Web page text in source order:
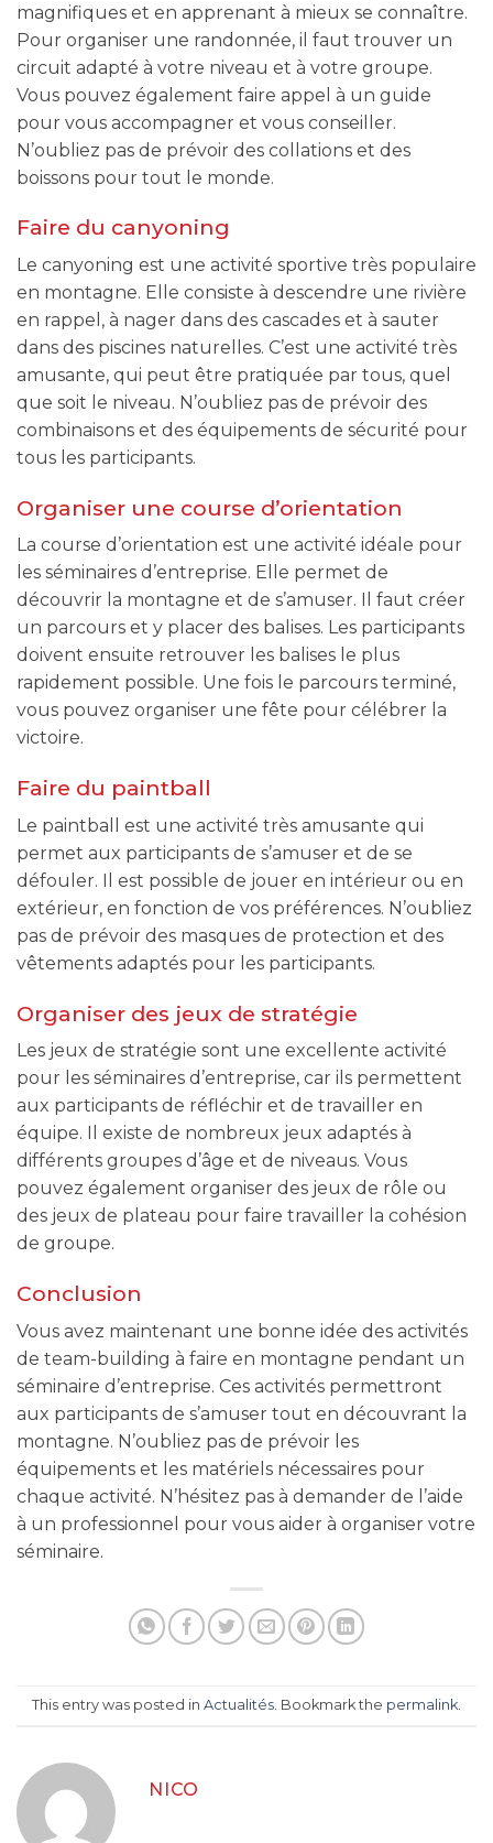
magnifiques et en apprenant à mieux se connaître.
Pour organiser une randonnée, il faut trouver un
circuit adapté à votre niveau et à votre groupe.
Vous pouvez également faire appel à un guide
pour vous accompagner et vous conseiller.
N’oubliez pas de prévoir des collations et des
boissons pour tout le monde.
Faire du canyoning
Le canyoning est une activité sportive très populaire
en montagne. Elle consiste à descendre une rivière
en rappel, à nager dans des cascades et à sauter
dans des piscines naturelles. C’est une activité très
amusante, qui peut être pratiquée par tous, quel
que soit le niveau. N’oubliez pas de prévoir des
combinaisons et des équipements de sécurité pour
tous les participants.
Organiser une course d’orientation
La course d’orientation est une activité idéale pour
les séminaires d’entreprise. Elle permet de
découvrir la montagne et de s’amuser. Il faut créer
un parcours et y placer des balises. Les participants
doivent ensuite retrouver les balises le plus
rapidement possible. Une fois le parcours terminé,
vous pouvez organiser une fête pour célébrer la
victoire.
Faire du paintball
Le paintball est une activité très amusante qui
permet aux participants de s’amuser et de se
défouler. Il est possible de jouer en intérieur ou en
extérieur, en fonction de vos préférences. N’oubliez
pas de prévoir des masques de protection et des
vêtements adaptés pour les participants.
Organiser des jeux de stratégie
Les jeux de stratégie sont une excellente activité
pour les séminaires d’entreprise, car ils permettent
aux participants de réfléchir et de travailler en
équipe. Il existe de nombreux jeux adaptés à
différents groupes d’âge et de niveaus. Vous
pouvez également organiser des jeux de rôle ou
des jeux de plateau pour faire travailler la cohésion
de groupe.
Conclusion
Vous avez maintenant une bonne idée des activités
de team-building à faire en montagne pendant un
séminaire d’entreprise. Ces activités permettront
aux participants de s’amuser tout en découvrant la
montagne. N’oubliez pas de prévoir les
équipements et les matériels nécessaires pour
chaque activité. N’hésitez pas à demander de l’aide
à un professionnel pour vous aider à organiser votre
séminaire.
This entry was posted in Actualités . Bookmark the permalink
NICO